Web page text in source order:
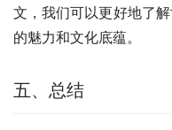
文，我们可以更好地了
的魅力和文化底蕴。
五、总结